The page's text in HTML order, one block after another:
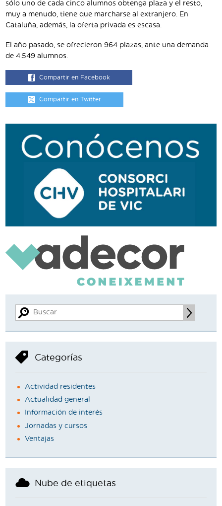
sólo uno de cada cinco alumnos obtenga plaza y el resto,
muy a menudo, tiene que marcharse al extranjero. En
Cataluña, además, la oferta privada es escasa.
El año pasado, se ofrecieron 964 plazas, ante una demanda
de 4.549 alumnos.
Compartir en Facebook
Compartir en Twitter
Categorías
Actividad residentes
Actualidad general
Información de interés
Jornadas y cursos
Ventajas
Nube de etiquetas